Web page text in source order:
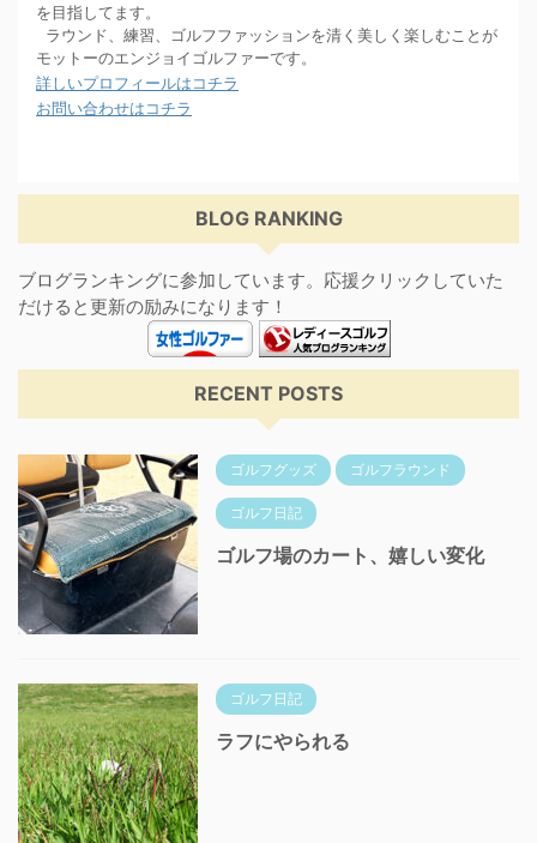
を目指してます。
ラウンド、練習、ゴルフファッションを清く美しく楽しむことが
モットーのエンジョイゴルファーです。
詳しいプロフィールはコチラ
お問い合わせはコチラ
BLOG RANKING
ブログランキングに参加しています。応援クリックしていた
だけると更新の励みになります！
RECENT POSTS
ゴルフグッズ ゴルフラウンド
ゴルフ日記
ゴルフ場のカート、嬉しい変化
ゴルフ日記
ラフにやられる